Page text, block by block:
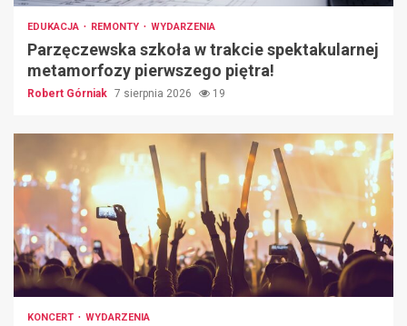
EDUKACJA REMONTY WYDARZENIA
Parzęczewska szkoła w trakcie spektakularnej
metamorfozy pierwszego piętra!
Robert Górniak 7 sierpnia 2026 19
KONCERT WYDARZENIA